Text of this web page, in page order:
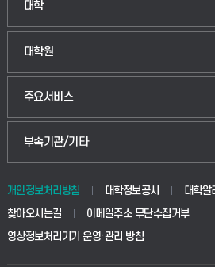
대학
인문융합공공인재학부
법경영학부
생명공학부
대학원
일반대학원
산업대학원
공공정책대학원
교육대학원
주요서비스
입학안내
웹메일
학사시스템(전문학사 및 전공심화)
부속기관/기타
중앙도서관
학생생활관(안성)
개인정보처리방침 대학정보공시 대학알
찾아오시는길
이메일주소 무단수집거부
영상정보처리기기 운영·관리 방침